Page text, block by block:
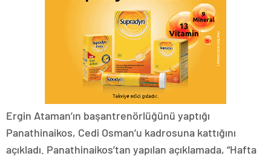
Ergin Ataman’ın başantrenörlüğünü yaptığı
Panathinaikos, Cedi Osman’u kadrosuna kattığını
açıkladı. Panathinaikos’tan yapılan açıklamada, “Hafta